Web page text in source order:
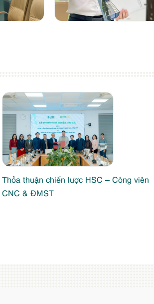
Thỏa thuận chiến lược HSC – Công viên
CNC & ĐMST